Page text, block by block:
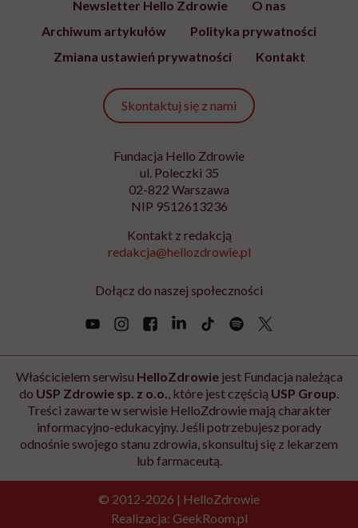
Newsletter Hello Zdrowie
O nas
Archiwum artykułów
Polityka prywatności
Zmiana ustawień prywatności
Kontakt
Skontaktuj się z nami
Fundacja Hello Zdrowie
ul. Poleczki 35
02-822 Warszawa
NIP 9512613236
Kontakt z redakcją
redakcja@hellozdrowie.pl
Dołącz do naszej społeczności
Właścicielem serwisu HelloZdrowiejest Fundacja należąca
do USP Zdrowie sp. z o.o., które jest częścią USP Group.
Treści zawarte w serwisie HelloZdrowie mają charakter
informacyjno-edukacyjny. Jeśli potrzebujesz porady
odnośnie swojego stanu zdrowia, skonsultuj się z lekarzem
lub farmaceutą.
© 2012-2026 | HelloZdrowie
Realizacja: GeekRoom.pl